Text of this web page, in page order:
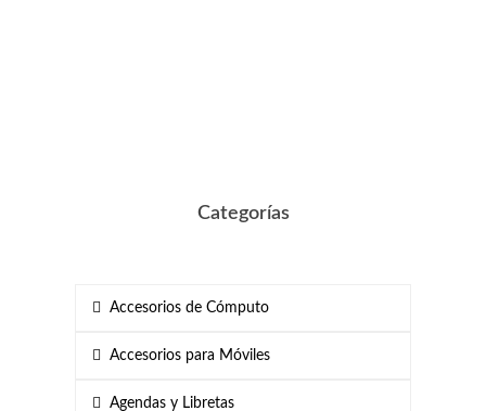
Categorías
Accesorios de Cómputo
Accesorios para Móviles
Agendas y Libretas